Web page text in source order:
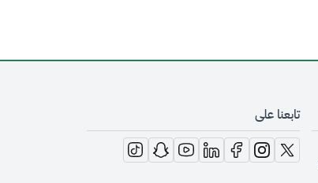
تابعنا على
opens in new window
opens in new window
opens in new window
opens in new window
opens in new window
opens in new window
opens in new window